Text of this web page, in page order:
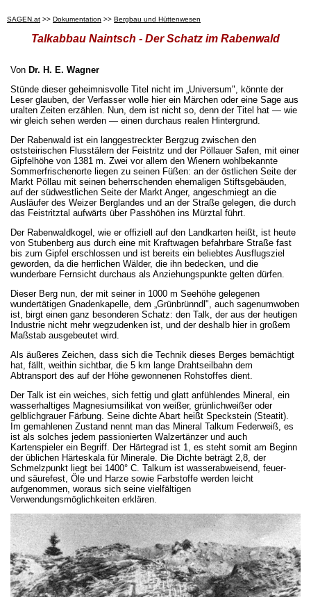
SAGEN.at >> Dokumentation >> Bergbau und Hüttenwesen
Talkabbau Naintsch - Der Schatz im Rabenwald
Von Dr. H. E. Wagner
Stünde dieser geheimnisvolle Titel nicht im „Universum", könnte der
Leser glauben, der Verfasser wolle hier ein Märchen oder eine Sage aus
uralten Zeiten erzählen. Nun, dem ist nicht so, denn der Titel hat — wie
wir gleich sehen werden — einen durchaus realen Hintergrund.
Der Rabenwald ist ein langgestreckter Bergzug zwischen den
oststeirischen Flusstälern der Feistritz und der Pöllauer Safen, mit einer
Gipfelhöhe von 1381 m. Zwei vor allem den Wienern wohlbekannte
Sommerfrischenorte liegen zu seinen Füßen: an der östlichen Seite der
Markt Pöllau mit seinen beherrschenden ehemaligen Stiftsgebäuden,
auf der südwestlichen Seite der Markt Anger, angeschmiegt an die
Ausläufer des Weizer Berglandes und an der Straße gelegen, die durch
das Feistritztal aufwärts über Passhöhen ins Mürztal führt.
Der Rabenwaldkogel, wie er offiziell auf den Landkarten heißt, ist heute
von Stubenberg aus durch eine mit Kraftwagen befahrbare Straße fast
bis zum Gipfel erschlossen und ist bereits ein beliebtes Ausflugsziel
geworden, da die herrlichen Wälder, die ihn bedecken, und die
wunderbare Fernsicht durchaus als Anziehungspunkte gelten dürfen.
Dieser Berg nun, der mit seiner in 1000 m Seehöhe gelegenen
wundertätigen Gnadenkapelle, dem „Grünbrünndl", auch sagenumwoben
ist, birgt einen ganz besonderen Schatz: den Talk, der aus der heutigen
Industrie nicht mehr wegzudenken ist, und der deshalb hier in großem
Maßstab ausgebeutet wird.
Als äußeres Zeichen, dass sich die Technik dieses Berges bemächtigt
hat, fällt, weithin sichtbar, die 5 km lange Drahtseilbahn dem
Abtransport des auf der Höhe gewonnenen Rohstoffes dient.
Der Talk ist ein weiches, sich fettig und glatt anfühlendes Mineral, ein
wasserhaltiges Magnesiumsilikat von weißer, grünlichweißer oder
gelblichgrauer Färbung. Seine dichte Abart heißt Speckstein (Steatit).
Im gemahlenen Zustand nennt man das Mineral Talkum Federweiß, es
ist als solches jedem passionierten Walzertänzer und auch
Kartenspieler ein Begriff. Der Härtegrad ist 1, es steht somit am Beginn
der üblichen Härteskala für Minerale. Die Dichte beträgt 2,8, der
Schmelzpunkt liegt bei 1400° C. Talkum ist wasserabweisend, feuer-
und säurefest, Öle und Harze sowie Farbstoffe werden leicht
aufgenommen, woraus sich seine vielfältigen
Verwendungsmöglichkeiten erklären.